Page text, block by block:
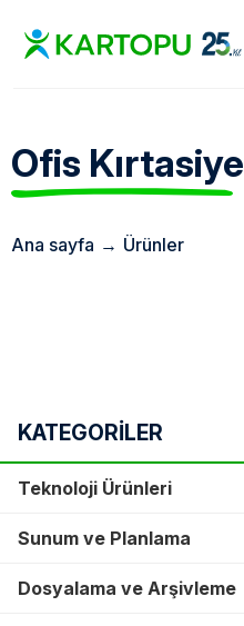
Ofis Kırtasiye
Ana sayfa → Ürünler
KATEGORİLER
Teknoloji Ürünleri
Sunum ve Planlama
Dosyalama ve Arşivleme